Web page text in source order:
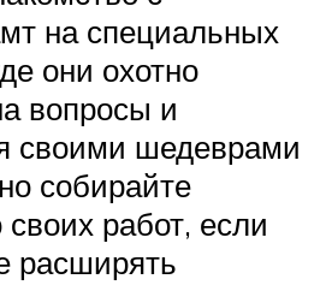
на специальных
они охотно
вопросы и
своими шедеврами
собирайте
работ, если
расширять